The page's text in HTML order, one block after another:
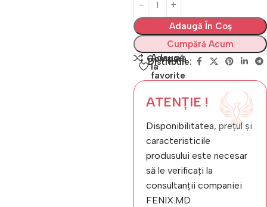
Adaugă În Coș
Cumpără Acum
Compară
Adaugă
la
favorite
Distribuie:
ATENȚIE !
Disponibilitatea, prețul și
caracteristicile
produsului este necesar
să le verificați la
consultanții companiei
FENIX.MD